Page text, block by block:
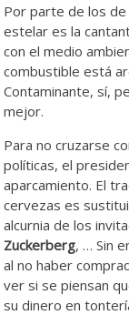
Por parte de los de
estelar es la
con el medio
combustible está
Contaminante, sí,
mejor.
Para no cruzarse
políticas, el
aparcamiento. El
cervezas es
alcurnia de los
Zuckerberg, … Sin
al no haber
ver si se piensan
su dinero en